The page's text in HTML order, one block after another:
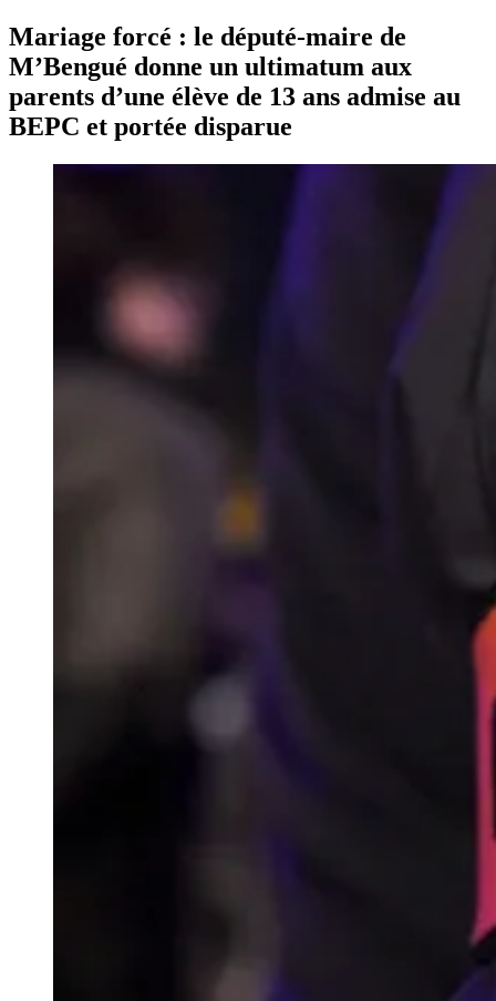
Mariage forcé : le député-maire de
M’Bengué donne un ultimatum aux
parents d’une élève de 13 ans admise au
BEPC et portée disparue